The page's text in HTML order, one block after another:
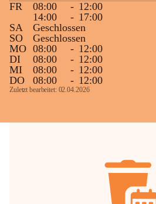
FR
08:00 - 12:00
14:00
- 17:00
SA
Geschlossen
SO
Geschlossen
MO 08:00 - 12:00
DI
08:00 - 12:00
MI
08:00 - 12:00
DO
08:00 - 12:00
Zuletzt bearbeitet: 02.04.2026